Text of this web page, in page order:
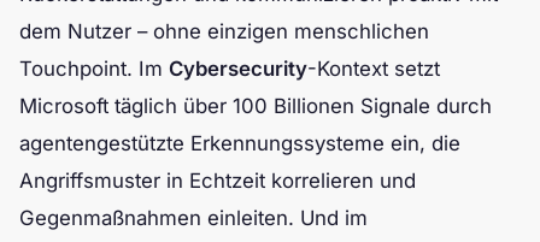
dem Nutzer – ohne einzigen menschlichen
Touchpoint. Im Cybersecurity-Kontext setzt
Microsoft täglich über 100 Billionen Signale durch
agentengestützte Erkennungssysteme ein, die
Angriffsmuster in Echtzeit korrelieren und
Gegenmaßnahmen einleiten. Und im